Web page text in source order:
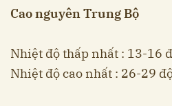
Cao nguyên Trung Bộ
Nhiệt độ thấp nhất : 13-16
Nhiệt độ cao nhất : 26-29